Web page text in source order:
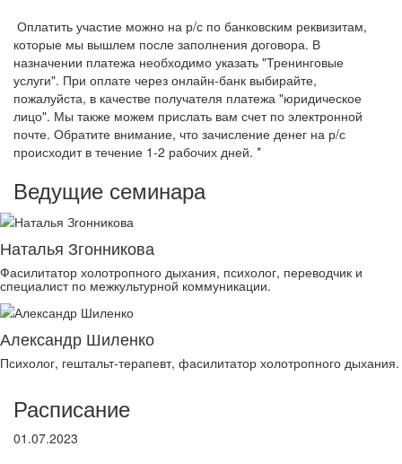
Оплатить участие можно на р/с по банковским реквизитам,
которые мы вышлем после заполнения договора. В
назначении платежа необходимо указать "Тренинговые
услуги". При оплате через онлайн-банк выбирайте,
пожалуйста, в качестве получателя платежа "юридическое
лицо". Мы также можем прислать вам счет по электронной
почте. Обратите внимание, что зачисление денег на р/с
происходит в течение 1-2 рабочих дней. *
Ведущие семинара
Наталья Згонникова
Фасилитатор холотропного дыхания, психолог, переводчик и
специалист по межкультурной коммуникации.
Александр Шиленко
Психолог, гештальт-терапевт, фасилитатор холотропного дыхания.
Расписание
01.07.2023